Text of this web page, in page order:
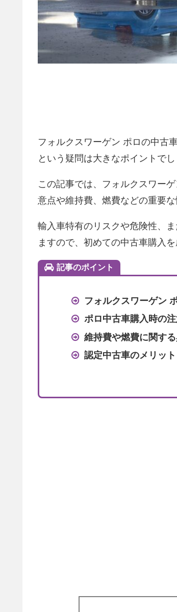
フォルクスワーゲン ポロの中古
という疑問は大きなポイントでし
この記事では、フォルクスワー
意点や維持費、燃費などの重要な
輸入車特有のリスクや危険性、
ますので、初めての中古車購入
記事のポイント
フォルクスワーゲン
ポロ中古車購入時の
維持費や燃費に関す
認定中古車のメリッ